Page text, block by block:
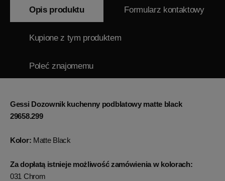
Opis produktu Formularz kontaktowy
Kupione z tym produktem
Poleć znajomemu
Gessi Dozownik kuchenny podblatowy matte black
29658.299
Kolor: Matte Black
Za dopłatą istnieje możliwość zamówienia w kolorach:
031 Chrom